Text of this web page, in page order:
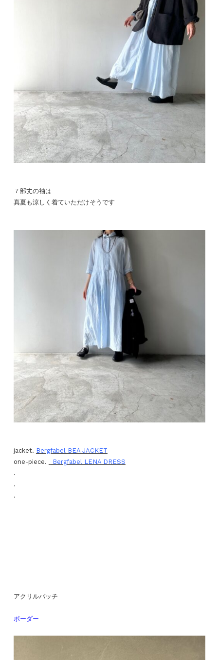
７部丈の袖は
真夏も涼しく着ていただけそうです
jacket. Bergfabel BEA JACKET
one-piece.
Bergfabel LENA DRESS
.
.
.
アクリルバッチ
ボーダー